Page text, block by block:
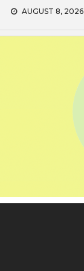
Skip
content
AUGUST 8, 2026